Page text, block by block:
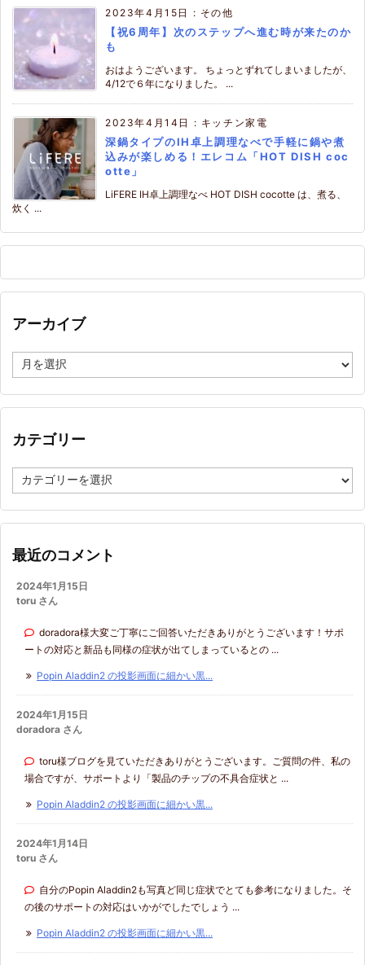
2023年4月15日 : その他
【祝6周年】次のステップへ進む時が来たのか
も
おはようございます。 ちょっとずれてしまいましたが、
4/12で６年になりました。 ...
2023年4月14日 : キッチン家電
深鍋タイプのIH卓上調理なべで手軽に鍋や煮
込みが楽しめる！エレコム「HOT DISH coc
otte」
LiFERE IH卓上調理なべ HOT DISH cocotte は、煮る、
炊く ...
アーカイブ
ー
イ
カテゴリー
テ
リ
最近のコメント
2024年1月15日
toru さん
doradora様大変ご丁寧にご回答いただきありがとうございます！サポ
ートの対応と新品も同様の症状が出てしまっているとの ...
Popin Aladdin2 の投影画面に細かい黒...
2024年1月15日
doradora さん
toru様ブログを見ていただきありがとうございます。ご質問の件、私の
場合ですが、サポートより「製品のチップの不具合症状と ...
Popin Aladdin2 の投影画面に細かい黒...
2024年1月14日
toru さん
自分のPopin Aladdin2も写真ど同じ症状でとても参考になりました。そ
の後のサポートの対応はいかがでしたでしょう ...
Popin Aladdin2 の投影画面に細かい黒...